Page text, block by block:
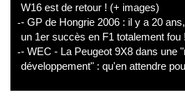
W16 est de retour ! (+ images)
- GP de Hongrie 2006 : il y a 20
un 1er succès en F1 totalement fou !
- WEC - La Peugeot 9X8 dans une
développement" : qu'en attendre